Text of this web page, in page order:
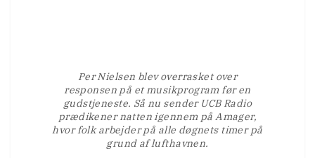
Per Nielsen blev overrasket over
responsen på et musikprogram før en
gudstjeneste. Så nu sender UCB Radio
prædikener natten igennem på Amager,
hvor folk arbejder på alle døgnets timer på
grund af lufthavnen.